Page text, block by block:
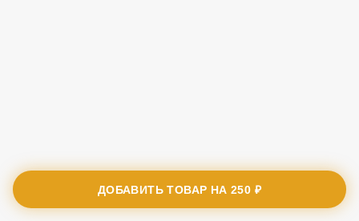
ДОБАВИТЬ ТОВАР НА250 ₽